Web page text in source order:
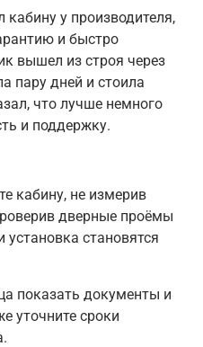
у производителя,
и быстро
вышел из строя через
пару дней и стоила
что лучше немного
и поддержку.
кабину, не измерив
дверные проёмы
становятся
показать документы и
уточните сроки